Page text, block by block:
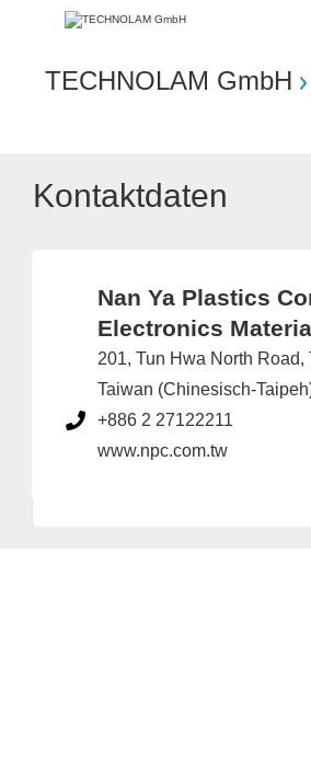
TECHNOLAM GmbH
Kontaktdaten
Nan Ya Plastics
Electronics
201, Tun Hwa North Road,
Taiwan (Chinesisch-
+886 2 27122211
www.npc.com.tw